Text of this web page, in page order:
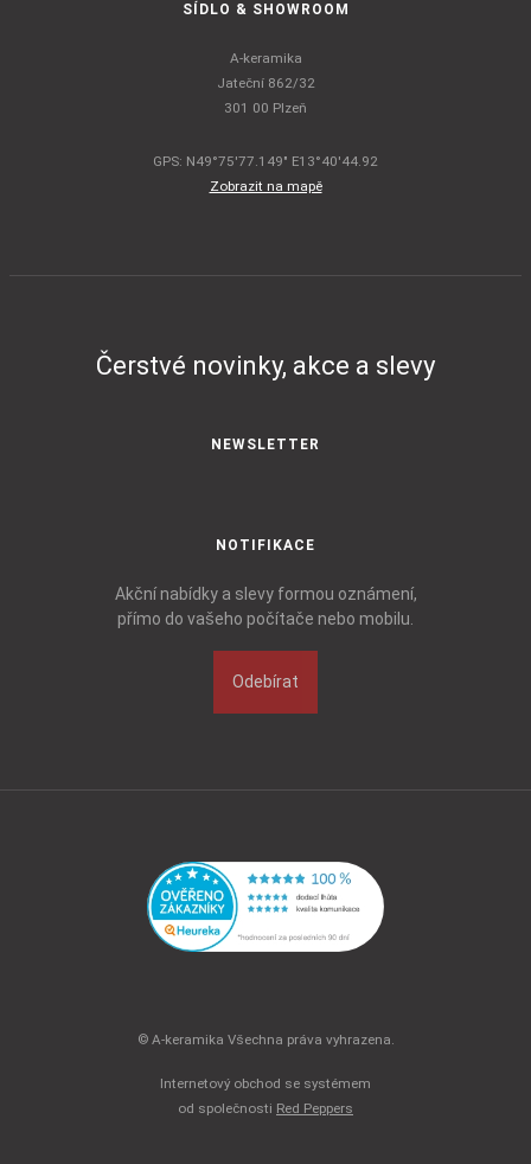
SÍDLO & SHOWROOM
A-keramika
Jateční 862/32
301 00 Plzeň
GPS: N49°75'77.149" E13°40'44.92
Zobrazit na mapě
Čerstvé novinky, akce a slevy
NEWSLETTER
NOTIFIKACE
Akční nabídky a slevy formou oznámení,
přímo do vašeho počítače nebo mobilu.
Odebírat
© A-keramika Všechna práva vyhrazena.
Internetový obchod se systémem
od společnosti Red Peppers